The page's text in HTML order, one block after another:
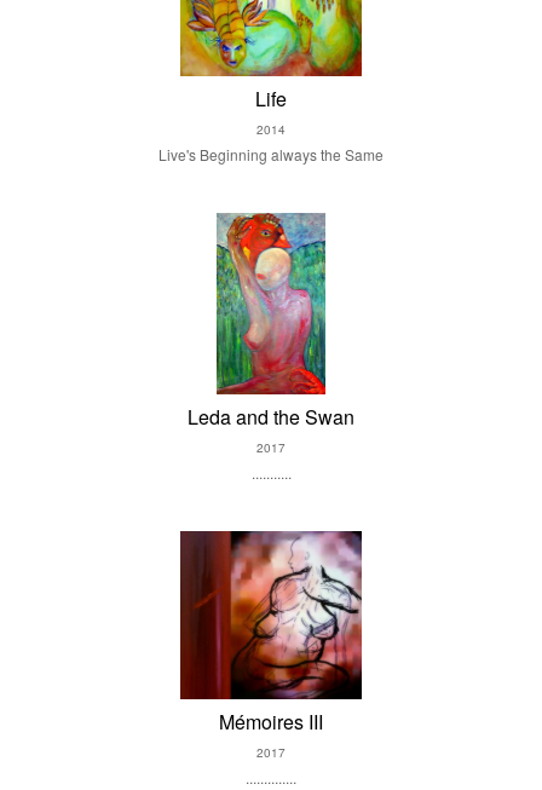
Life
2014
Live's Beginning always the Same
Leda and the Swan
2017
...........
Mémoires III
2017
..............